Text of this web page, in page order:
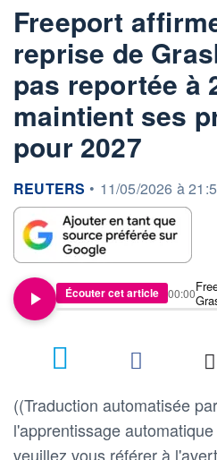
Freeport
reprise de
pas reportée à
maintient ses
pour 2027
information fournie par
REUTERS • 11/05/2026 à
Écouter cet article 00:00
((Traduction automatisée
l'apprentissage
veuillez vous référer à